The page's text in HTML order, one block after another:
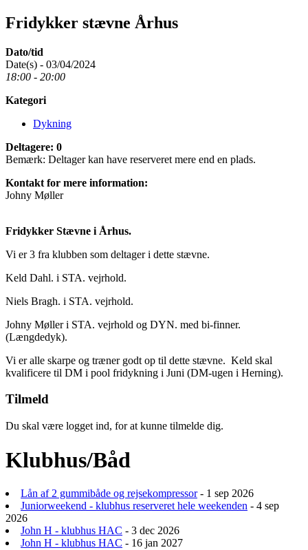
Fridykker stævne Århus
Dato/tid
Date(s) - 03/04/2024
18:00 - 20:00
Kategori
Dykning
Deltagere: 0
Bemærk: Deltager kan have reserveret mere end en plads.
Kontakt for mere information:
Johny Møller
Fridykker Stævne i Århus.
Vi er 3 fra klubben som deltager i dette stævne.
Keld Dahl. i STA. vejrhold.
Niels Bragh. i STA. vejrhold.
Johny Møller i STA. vejrhold og DYN. med bi-finner.
(Længdedyk).
Vi er alle skarpe og træner godt op til dette stævne. Keld skal
kvalificere til DM i pool fridykning i Juni (DM-ugen i Herning).
Tilmeld
Du skal være logget ind, for at kunne tilmelde dig.
Klubhus/Båd
Lån af 2 gummibåde og rejsekompressor- 1 sep 2026
Juniorweekend - klubhus reserveret hele weekenden - 4 sep
2026
John H - klubhus HAC - 3 dec 2026
John H - klubhus HAC - 16 jan 2027